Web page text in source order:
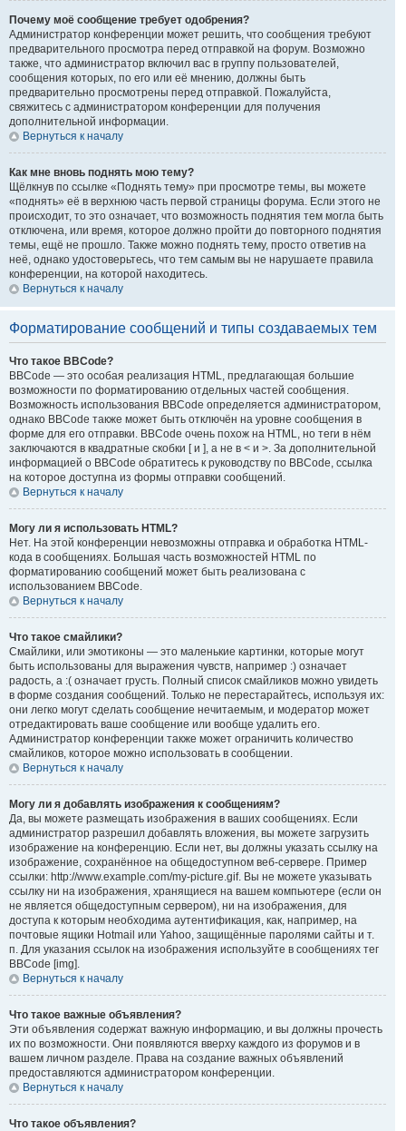
Почему моё сообщение требует одобрения?
Администратор конференции может решить, что сообщения требуют
предварительного просмотра перед отправкой на форум. Возможно
также, что администратор включил вас в группу пользователей,
сообщения которых, по его или её мнению, должны быть
предварительно просмотрены перед отправкой. Пожалуйста,
свяжитесь с администратором конференции для получения
дополнительной информации.
Вернуться к началу
Как мне вновь поднять мою тему?
Щёлкнув по ссылке «Поднять тему» при просмотре темы, вы можете
«поднять» её в верхнюю часть первой страницы форума. Если этого не
происходит, то это означает, что возможность поднятия тем могла быть
отключена, или время, которое должно пройти до повторного поднятия
темы, ещё не прошло. Также можно поднять тему, просто ответив на
неё, однако удостоверьтесь, что тем самым вы не нарушаете правила
конференции, на которой находитесь.
Вернуться к началу
Форматирование сообщений и типы создаваемых тем
Что такое BBCode?
BBCode — это особая реализация HTML, предлагающая большие
возможности по форматированию отдельных частей сообщения.
Возможность использования BBCode определяется администратором,
однако BBCode также может быть отключён на уровне сообщения в
форме для его отправки. BBCode очень похож на HTML, но теги в нём
заключаются в квадратные скобки [ и ], а не в < и >. За дополнительной
информацией о BBCode обратитесь к руководству по BBCode, ссылка
на которое доступна из формы отправки сообщений.
Вернуться к началу
Могу ли я использовать HTML?
Нет. На этой конференции невозможны отправка и обработка HTML-
кода в сообщениях. Большая часть возможностей HTML по
форматированию сообщений может быть реализована с
использованием BBCode.
Вернуться к началу
Что такое смайлики?
Смайлики, или эмотиконы — это маленькие картинки, которые могут
быть использованы для выражения чувств, например :) означает
радость, а :( означает грусть. Полный список смайликов можно увидеть
в форме создания сообщений. Только не перестарайтесь, используя их:
они легко могут сделать сообщение нечитаемым, и модератор может
отредактировать ваше сообщение или вообще удалить его.
Администратор конференции также может ограничить количество
смайликов, которое можно использовать в сообщении.
Вернуться к началу
Могу ли я добавлять изображения к сообщениям?
Да, вы можете размещать изображения в ваших сообщениях. Если
администратор разрешил добавлять вложения, вы можете загрузить
изображение на конференцию. Если нет, вы должны указать ссылку на
изображение, сохранённое на общедоступном веб-сервере. Пример
ссылки: http://www.example.com/my-picture.gif. Вы не можете указывать
ссылку ни на изображения, хранящиеся на вашем компьютере (если он
не является общедоступным сервером), ни на изображения, для
доступа к которым необходима аутентификация, как, например, на
почтовые ящики Hotmail или Yahoo, защищённые паролями сайты и т.
п. Для указания ссылок на изображения используйте в сообщениях тег
BBCode [img].
Вернуться к началу
Что такое важные объявления?
Эти объявления содержат важную информацию, и вы должны прочесть
их по возможности. Они появляются вверху каждого из форумов и в
вашем личном разделе. Права на создание важных объявлений
предоставляются администратором конференции.
Вернуться к началу
Что такое объявления?